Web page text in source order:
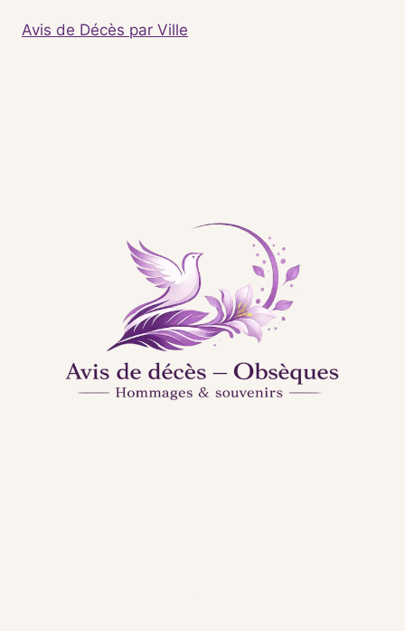
Avis de Décès par Ville